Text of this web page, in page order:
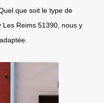
que soit le type de
Reims 51390, nous y